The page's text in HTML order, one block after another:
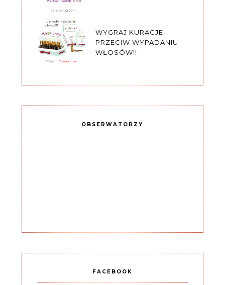
WYGRAJ KURACJE
PRZECIW WYPADANIU
WŁOSÓW!!
OBSERWATORZY
FACEBOOK